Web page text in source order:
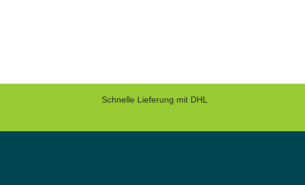
Schnelle Lieferung mit DHL